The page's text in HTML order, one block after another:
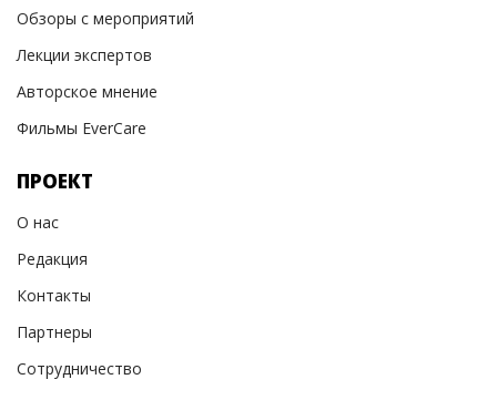
Обзоры с мероприятий
Лекции экспертов
Авторское мнение
Фильмы EverCare
ПРОЕКТ
О нас
Редакция
Контакты
Партнеры
Сотрудничество